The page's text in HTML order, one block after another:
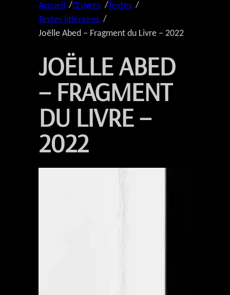
Accueil /Œuvres /Textes /
Textes littéraires /
Joëlle Abed – Fragment du Livre – 2022
JOËLLE ABED
– FRAGMENT
DU LIVRE –
2022